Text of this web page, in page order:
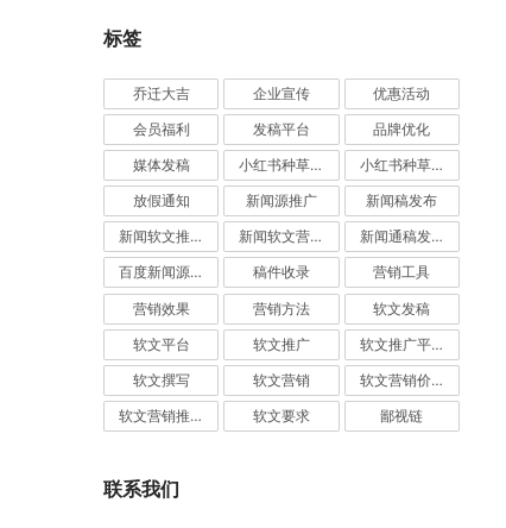
标签
乔迁大吉 企业宣传 优惠活动
会员福利 发稿平台 品牌优化
媒体发稿 小红书种草推广 小红书种草营销
放假通知 新闻源推广 新闻稿发布
新闻软文推广发稿 新闻软文营销推广 新闻通稿发布推广
百度新闻源发布 稿件收录 营销工具
营销效果 营销方法 软文发稿
软文平台 软文推广 软文推广平台
软文撰写 软文营销 软文营销价值
软文营销推广 软文要求 鄙视链
联系我们